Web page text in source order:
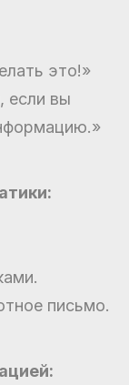
это!»
если вы
письмо.